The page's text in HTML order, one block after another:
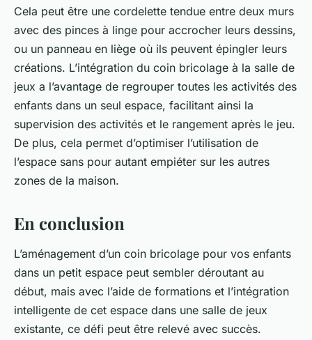
Cela peut être une cordelette tendue entre deux murs
avec des pinces à linge pour accrocher leurs dessins,
ou un panneau en liège où ils peuvent épingler leurs
créations. L’intégration du coin bricolage à la salle de
jeux a l’avantage de regrouper toutes les activités des
enfants dans un seul espace, facilitant ainsi la
supervision des activités et le rangement après le jeu.
De plus, cela permet d’optimiser l’utilisation de
l’espace sans pour autant empiéter sur les autres
zones de la maison.
En conclusion
L’aménagement d’un coin bricolage pour vos enfants
dans un petit espace peut sembler déroutant au
début, mais avec l’aide de formations et l’intégration
intelligente de cet espace dans une salle de jeux
existante, ce défi peut être relevé avec succès.